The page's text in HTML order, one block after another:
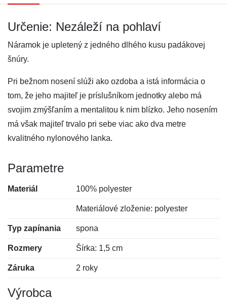
Určenie: Nezáleží na pohlaví
Náramok je upletený z jedného dlhého kusu padákovej
šnúry.
Pri bežnom nosení slúži ako ozdoba a istá informácia o
tom, že jeho majiteľ je príslušníkom jednotky alebo má
svojim zmýšľaním a mentalitou k nim blízko. Jeho nosením
má však majiteľ trvalo pri sebe viac ako dva metre
kvalitného nylonového lanka.
Parametre
Materiál 100% polyester
Materiálové zloženie: polyester
Typ zapínania spona
Rozmery Šírka: 1,5 cm
Záruka 2 roky
Výrobca